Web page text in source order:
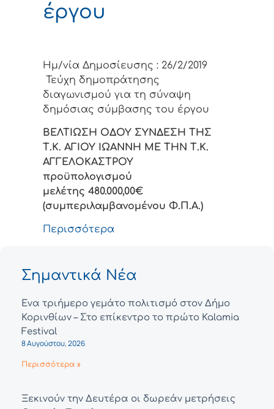
έργου
Ημ/νία Δημοσίευσης : 26/2/2019
Τεύχη δημοπράτησης
διαγωνισμού για τη σύναψη
δημόσιας σύμβασης του έργου
ΒΕΛΤΙΩΣΗ ΟΔΟΥ ΣΥΝΔΕΣΗ ΤΗΣ
Τ.Κ. ΑΓΙΟΥ ΙΩΑΝΝΗ ΜΕ ΤΗΝ Τ.Κ.
ΑΓΓΕΛΟΚΑΣΤΡΟΥ
προϋπολογισμού
μελέτης 480.000,00€
(συμπεριλαμβανομένου Φ.Π.Α.)
Περισσότερα
Σημαντικά Νέα
Ένα τριήμερο γεμάτο πολιτισμό στον Δήμο
Κορινθίων – Στο επίκεντρο το πρώτο Kalamia
Festival
8 Αυγούστου, 2026
Περισσότερα »
Ξεκινούν την Δευτέρα οι δωρεάν μετρήσεις